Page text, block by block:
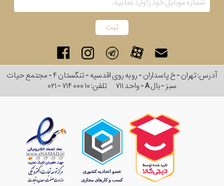
آدرس: تهران - خ پاسداران - رو به روی اقدسیه - تنگستان ۴ - مجتمع حیات
سبز - بال A - واحد ۷۱۱
تلفن:۰۲۱ - ۷۱۴ ۰۰۰ ۱۰